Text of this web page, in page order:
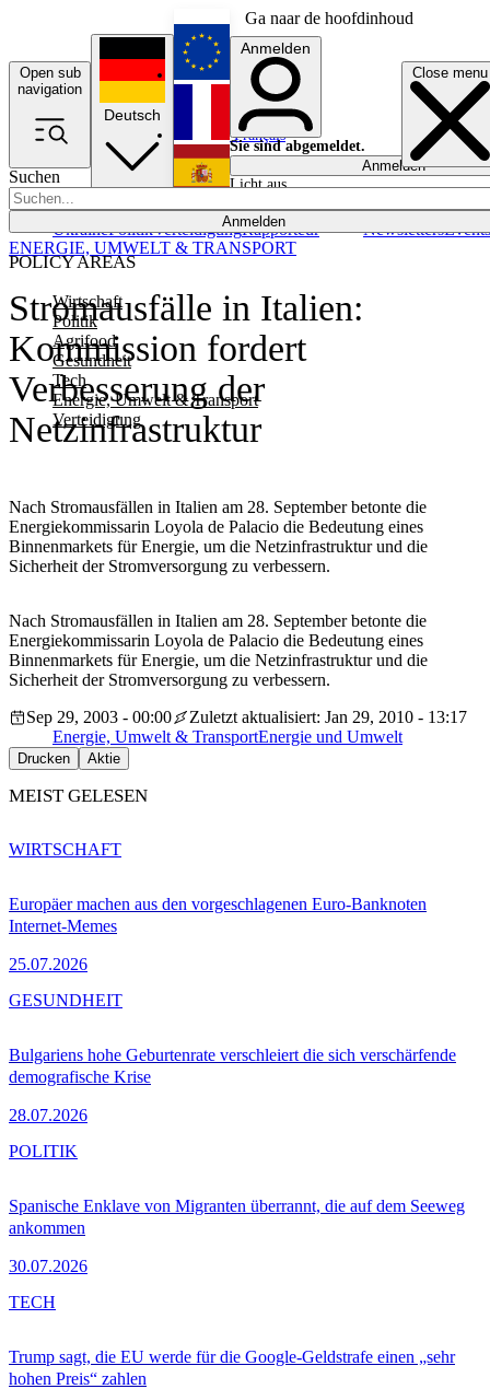
Ga naar de hoofdinhoud
Open sub
navigation
Close menu
Suchen
Anmelden
POLICY AREAS
Wirtschaft
Politik
Agrifood
Gesundheit
Tech
Energie, Umwelt & Transport
Verteidigung
UkrainePolitikVerteidigungRapporteur NewslettersEvents
Deutsch
English
Français
Anmelden
Sie sind abgemeldet.
Anmelden
Licht aus
Stromausfälle in Italien:
Kommission fordert
Verbesserung der
Netzinfrastruktur
Nach Stromausfällen in Italien am 28. September betonte die
Energiekommissarin Loyola de Palacio die Bedeutung eines
Binnenmarkets für Energie, um die Netzinfrastruktur und die
Sicherheit der Stromversorgung zu verbessern.
ENERGIE, UMWELT & TRANSPORT
Nach Stromausfällen in Italien am 28. September betonte die
Energiekommissarin Loyola de Palacio die Bedeutung eines
Binnenmarkets für Energie, um die Netzinfrastruktur und die
Sicherheit der Stromversorgung zu verbessern.
Sep 29, 2003 - 00:00
Zuletzt aktualisiert: Jan 29, 2010 - 13:17
Energie, Umwelt & TransportEnergie und Umwelt
Drucken Aktie
MEIST GELESEN
Europäer machen aus den vorgeschlagenen Euro-Banknoten
Internet-Memes
25.07.2026
WIRTSCHAFT
Bulgariens hohe Geburtenrate verschleiert die sich verschärfende
demografische Krise
28.07.2026
GESUNDHEIT
Spanische Enklave von Migranten überrannt, die auf dem Seeweg
ankommen
30.07.2026
POLITIK
Trump sagt, die EU werde für die Google-Geldstrafe einen „sehr
hohen Preis“ zahlen
TECH